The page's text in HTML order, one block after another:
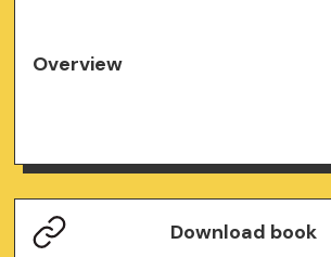
Overview
Download book